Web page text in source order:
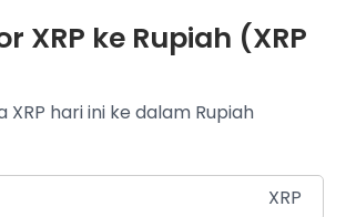
XRP ke Rupiah (XRP
XRP hari ini ke dalam Rupiah
XRP